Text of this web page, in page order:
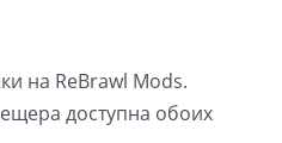
на ReBrawl Mods.
доступна обоих